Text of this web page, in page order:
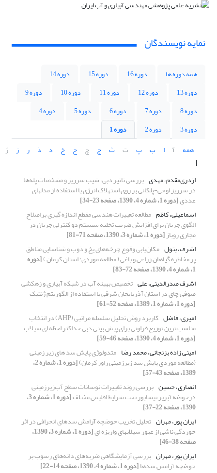
نمایه نویسندگان
همه دوره ها دوره 16 دوره 15
دوره 14
دوره 13
دوره 12 دوره 11 دوره 10
دوره 9
دوره 8
دوره 7 دوره 6 دوره 5
دوره 4
دوره 3
دوره 2
دوره 1
همه
آ ا ب پ ت ث ج چ ح خ د ذ ر ز ژ
ا
اژدری‌مقدم، مهدی بررسی تاثیر دبی، شیب سرریز و مشخصات پله‌ها
در سرریز اوجی-پلکانی بر روی استهلاک انرژی با استفاده از مدلهای
عددی[دوره 1، شماره 4، 1390، صفحه 23-34]
اسماعیلی، کاظم مطالعه تغییرات هندسی مقطع اندازه گیری براصلاح
الگوی جریان برای افزایش ضریب تخلیه سیستم دو کنترلی جریان در
مجاری روباز[دوره 1، شماره 3، 1390، صفحه 71-81]
اشرف، بتول مکان‌یابی وقوع چرخه‌های یخ و ذوب و شناسایی مناطق
پر مخاطره گیاهان زراعی و باغی ( مطالعه موردی: استان کرمان )[دوره
1، شماره 4، 1390، صفحه 72-83]
اشرف صدرالدینی، علی تخصیص بهینه آب در شبکه آبیاری و زهکشی
صوفی چای در استان آذربایجان شرقی با استفاده از الگوریتم ژنتیک
[دوره 1، شماره 1، 1389، صفحه 52-61]
امیری، فاضل
کاربرد روش تحلیل سلسله مراتبی (AHP) در انتخاب
مناسب ترین توزیع فراونی برای پیش بینی دبی حداکثر لحظه ای سیلاب
[دوره 1، شماره 4، 1390، صفحه 46-59]
امینی زاده بزنجانی، محمد رضا متدولوژی پایش سد های زیر زمینی
(مطالعه موردی پایش سد زیرزمینی راور کرمان) [دوره 1، شماره 2،
1389، صفحه 43-57]
انصاری، حسین بررسی روند تغییرات نوسانات سطح آب‌زیرزمینی‌
درحوضه آبریز نیشابور تحت شرایط اقلیمی مختلف [دوره 1، شماره 3،
1390، صفحه 22-37]
ایران پور، مهران تحلیل تخریب حوضچه آرامش سدهای انحرافی در اثر
خوردگی ناشی از عبور سیلابهای واریزه ای [دوره 1، شماره 3، 1390،
صفحه 38-46]
ایران پور، مهران بررسی آزمایشگاهی ضربه‌های دانه‌های رسوب بر
حوضچه آرامش سدها[دوره 1، شماره 4، 1390، صفحه 14-22]